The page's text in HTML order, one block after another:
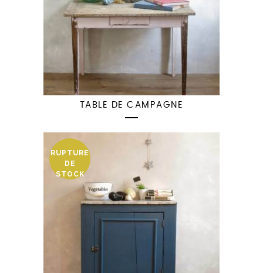
TABLE DE CAMPAGNE
RUPTURE
DE
STOCK